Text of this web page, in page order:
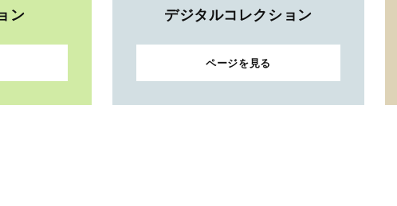
ン デジタルコレクション
ページを見る